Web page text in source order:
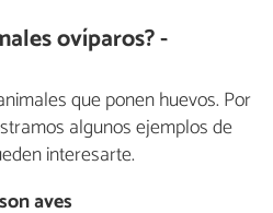
ovíparos? -
que ponen huevos. Por
algunos ejemplos de
interesarte.
aves